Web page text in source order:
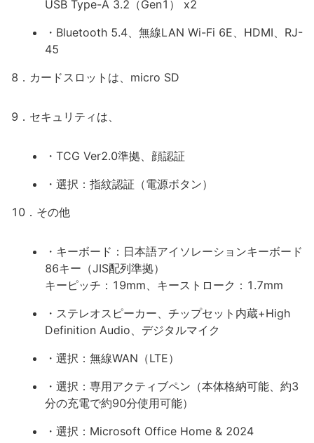
USB Type-A 3.2（Gen1） x2
・Bluetooth 5.4、無線LAN Wi-Fi 6E、HDMI、RJ-
45
8．カードスロットは、micro SD
9．セキュリティは、
・TCG Ver2.0準拠、顔認証
・選択：指紋認証（電源ボタン）
10．その他
・キーボード：日本語アイソレーションキーボード
86キー（JIS配列準拠）
キーピッチ：19mm、キーストローク：1.7mm
・ステレオスピーカー、チップセット内蔵+High
Definition Audio、デジタルマイク
・選択：無線WAN（LTE）
・選択：専用アクティブペン（本体格納可能、約3
分の充電で約90分使用可能）
・選択：Microsoft Office Home & 2024